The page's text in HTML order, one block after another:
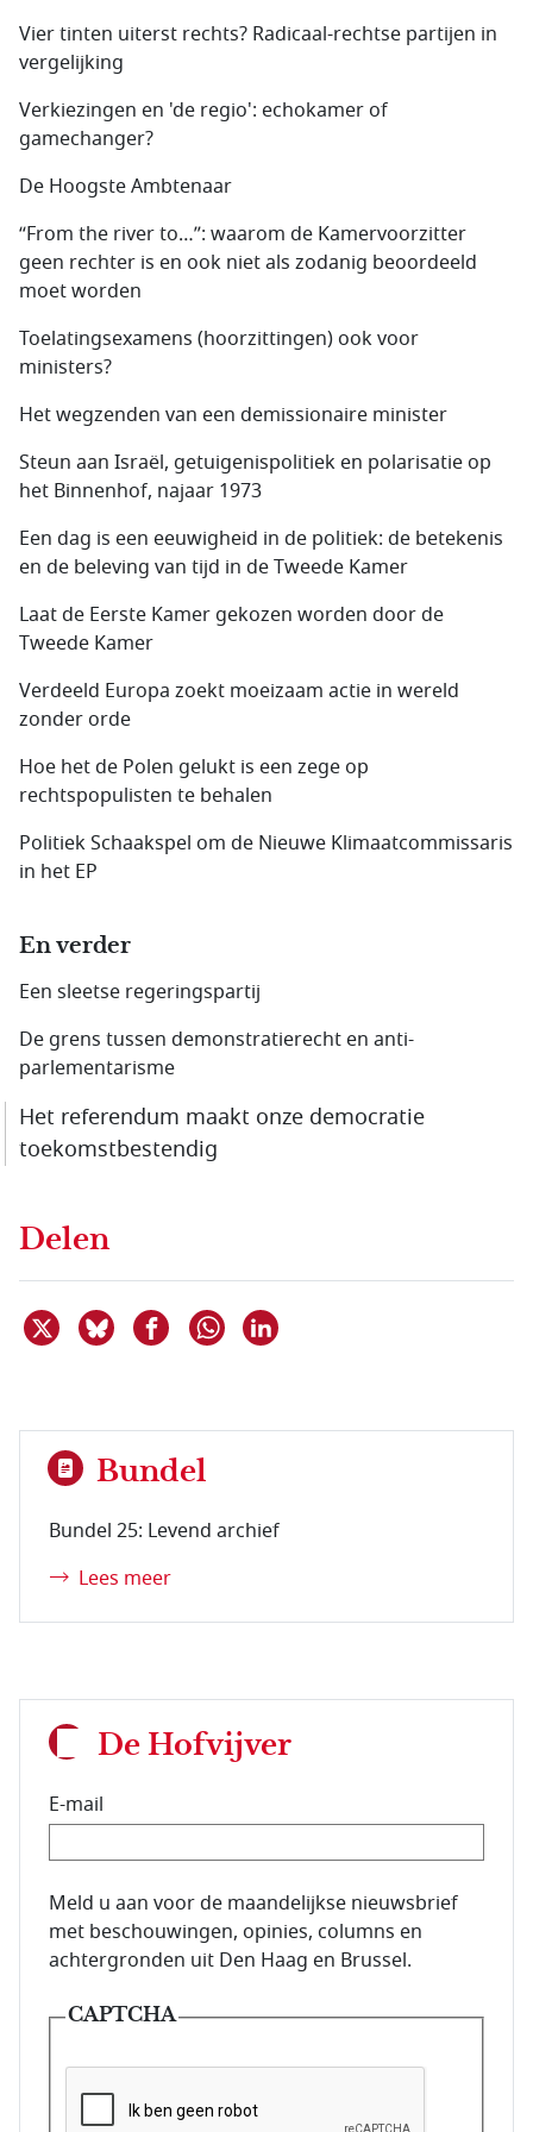
Vier tinten uiterst rechts? Radicaal-rechtse partijen in
vergelijking
Verkiezingen en 'de regio': echokamer of
gamechanger?
De Hoogste Ambtenaar
“From the river to…”: waarom de Kamervoorzitter
geen rechter is en ook niet als zodanig beoordeeld
moet worden
Toelatingsexamens (hoorzittingen) ook voor
ministers?
Het wegzenden van een demissionaire minister
Steun aan Israël, getuigenispolitiek en polarisatie op
het Binnenhof, najaar 1973
Een dag is een eeuwigheid in de politiek: de betekenis
en de beleving van tijd in de Tweede Kamer
Laat de Eerste Kamer gekozen worden door de
Tweede Kamer
Verdeeld Europa zoekt moeizaam actie in wereld
zonder orde
Hoe het de Polen gelukt is een zege op
rechtspopulisten te behalen
Politiek Schaakspel om de Nieuwe Klimaatcommissaris
in het EP
En verder
Een sleetse regeringspartij
De grens tussen demonstratierecht en anti­
parlementarisme
Het referendum maakt onze democratie
toekomst­bestendig
Delen
Deel dit item op X
Deel dit item op Bluesky
Deel dit item op Facebook
Delen via WhatsApp
Bundel
Bundel 25: Levend archief
Lees meer
De Hofvijver
E-mail
E-mailadres van de abonnee.
Meld u aan voor de maandelijkse nieuwsbrief
met beschouwingen, opinies, columns en
achtergronden uit Den Haag en Brussel.
CAPTCHA